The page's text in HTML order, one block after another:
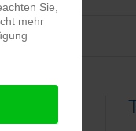
Sie,
mehr